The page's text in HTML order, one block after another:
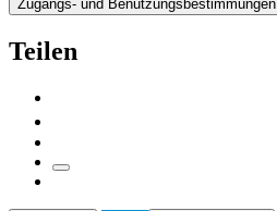
Zugangs- und Benutzungsbestimmungen
Teilen